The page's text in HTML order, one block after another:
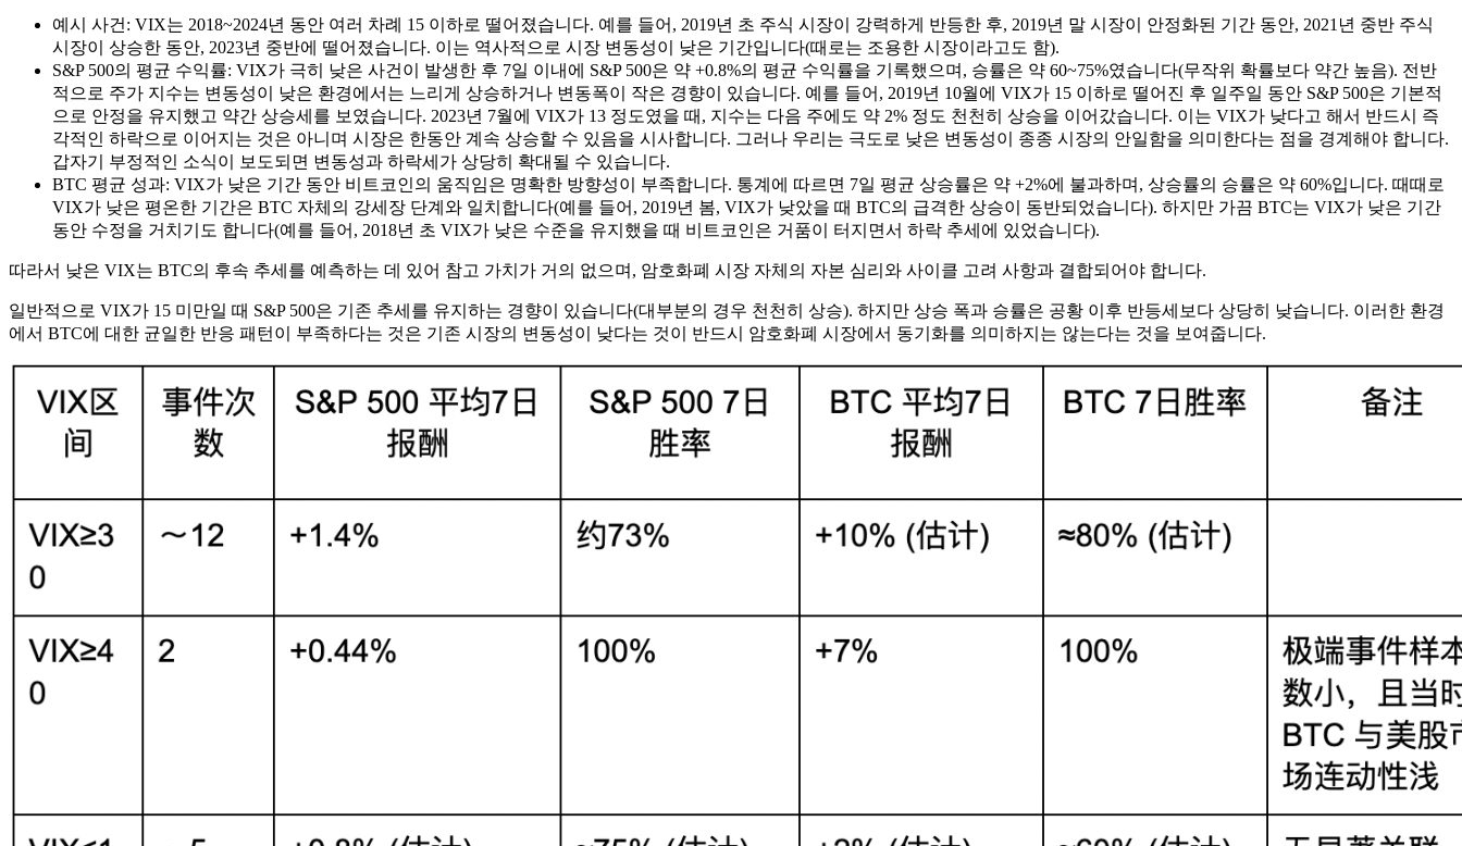
예시 사건: VIX는 2018~2024년 동안 여러 차례 15 이하로 떨어졌습니다. 예를 들어, 2019년 초 주식 시장이 강력하게 반등한 후, 2019년 말 시장이 안정화된 기간 동안, 2021년 중반 주식
시장이 상승한 동안, 2023년 중반에 떨어졌습니다. 이는 역사적으로 시장 변동성이 낮은 기간입니다(때로는 조용한 시장이라고도 함).
S&P 500의 평균 수익률: VIX가 극히 낮은 사건이 발생한 후 7일 이내에 S&P 500은 약 +0.8%의 평균 수익률을 기록했으며, 승률은 약 60~75%였습니다(무작위 확률보다 약간 높음). 전반
적으로 주가 지수는 변동성이 낮은 환경에서는 느리게 상승하거나 변동폭이 작은 경향이 있습니다. 예를 들어, 2019년 10월에 VIX가 15 이하로 떨어진 후 일주일 동안 S&P 500은 기본적
으로 안정을 유지했고 약간 상승세를 보였습니다. 2023년 7월에 VIX가 13 정도였을 때, 지수는 다음 주에도 약 2% 정도 천천히 상승을 이어갔습니다. 이는 VIX가 낮다고 해서 반드시 즉
각적인 하락으로 이어지는 것은 아니며 시장은 한동안 계속 상승할 수 있음을 시사합니다. 그러나 우리는 극도로 낮은 변동성이 종종 시장의 안일함을 의미한다는 점을 경계해야 합니다.
갑자기 부정적인 소식이 보도되면 변동성과 하락세가 상당히 확대될 수 있습니다.
BTC 평균 성과: VIX가 낮은 기간 동안 비트코인의 움직임은 명확한 방향성이 부족합니다. 통계에 따르면 7일 평균 상승률은 약 +2%에 불과하며, 상승률의 승률은 약 60%입니다. 때때로
VIX가 낮은 평온한 기간은 BTC 자체의 강세장 단계와 일치합니다(예를 들어, 2019년 봄, VIX가 낮았을 때 BTC의 급격한 상승이 동반되었습니다). 하지만 가끔 BTC는 VIX가 낮은 기간
동안 수정을 거치기도 합니다(예를 들어, 2018년 초 VIX가 낮은 수준을 유지했을 때 비트코인은 거품이 터지면서 하락 추세에 있었습니다).
따라서 낮은 VIX는 BTC의 후속 추세를 예측하는 데 있어 참고 가치가 거의 없으며, 암호화폐 시장 자체의 자본 심리와 사이클 고려 사항과 결합되어야 합니다.
일반적으로 VIX가 15 미만일 때 S&P 500은 기존 추세를 유지하는 경향이 있습니다(대부분의 경우 천천히 상승). 하지만 상승 폭과 승률은 공황 이후 반등세보다 상당히 낮습니다. 이러한 환경
에서 BTC에 대한 균일한 반응 패턴이 부족하다는 것은 기존 시장의 변동성이 낮다는 것이 반드시 암호화폐 시장에서 동기화를 의미하지는 않는다는 것을 보여줍니다.